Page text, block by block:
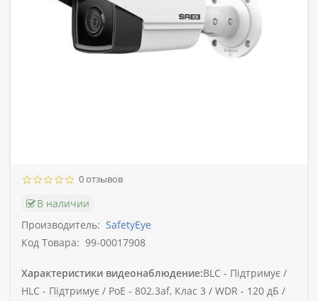
0 отзывов
В наличии
Производитель: SafetyEye
Код Товара: 99-00017908
Характеристики видеонаблюдение:BLC - Підтримує /
HLC - Підтримує / PoE - 802.3af, Клас 3 / WDR - 120 дБ /